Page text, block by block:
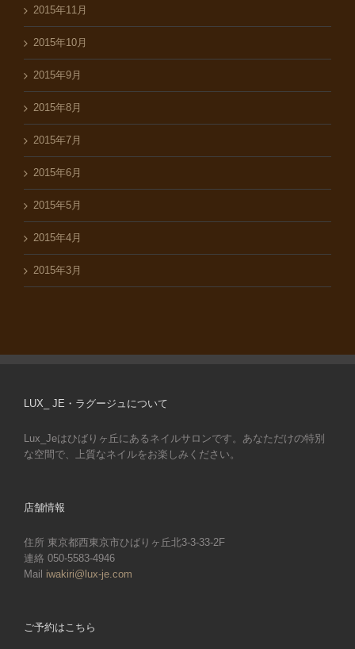
2015年11月
2015年10月
2015年9月
2015年8月
2015年7月
2015年6月
2015年5月
2015年4月
2015年3月
LUX_ JE・ラグージュについて
Lux_Jeはひばりヶ丘にあるネイルサロンです。あなただけの特別
な空間で、上質なネイルをお楽しみください。
店舗情報
住所 東京都西東京市ひばりヶ丘北3-3-33-2F
連絡 050-5583-4946
Mail iwakiri@lux-je.com
ご予約はこちら